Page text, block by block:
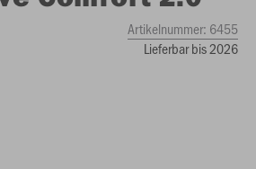
Artikelnummer: 6455
Lieferbar bis 2026